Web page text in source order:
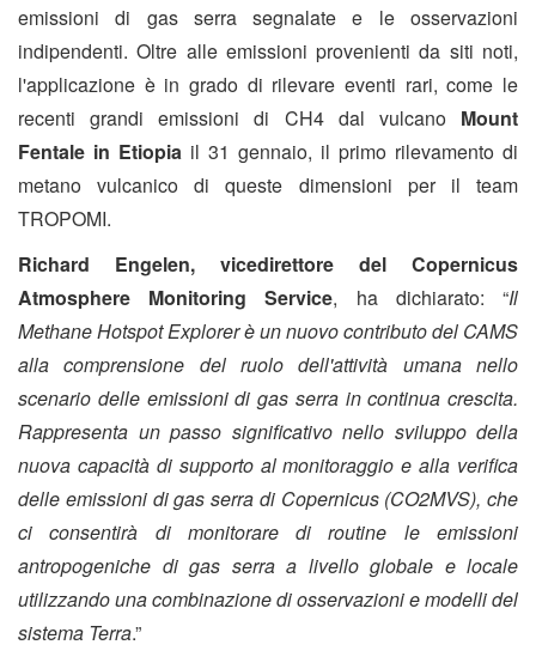
emissioni di gas serra segnalate e le osservazioni
indipendenti. Oltre alle emissioni provenienti da siti noti,
l'applicazione è in grado di rilevare eventi rari, come le
recenti grandi emissioni di CH4 dal vulcano Mount
Fentale in Etiopia il 31 gennaio, il primo rilevamento di
metano vulcanico di queste dimensioni per il team
TROPOMI.
Richard Engelen, vicedirettore del Copernicus
Atmosphere Monitoring Service, ha dichiarato: “Il
Methane Hotspot Explorer è un nuovo contributo del CAMS
alla comprensione del ruolo dell'attività umana nello
scenario delle emissioni di gas serra in continua crescita.
Rappresenta un passo significativo nello sviluppo della
nuova capacità di supporto al monitoraggio e alla verifica
delle emissioni di gas serra di Copernicus (CO2MVS), che
ci consentirà di monitorare di routine le emissioni
antropogeniche di gas serra a livello globale e locale
utilizzando una combinazione di osservazioni e modelli del
sistema Terra.”